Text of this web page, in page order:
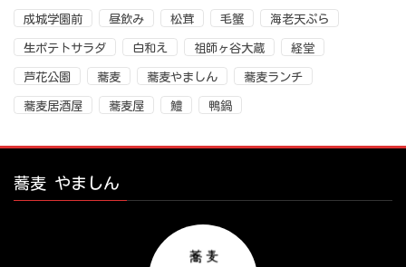
成城学園前 昼飲み 松茸 毛蟹 海老天ぷら
生ポテトサラダ 白和え 祖師ヶ谷大蔵 経堂
芦花公園 蕎麦 蕎麦やましん 蕎麦ランチ
蕎麦居酒屋 蕎麦屋 鱧 鴨鍋
蕎麦 やましん